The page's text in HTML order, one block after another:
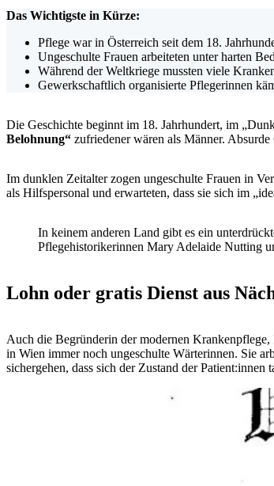
Das Wichtigste in Kürze:
Pflege war in Österreich seit dem 18.
Ungeschulte Frauen arbeiteten unter harten
Während der Weltkriege mussten viele
Gewerkschaftlich organisierte Pflegerinnen
Die Geschichte beginnt im 18. Jahrhundert, im
Belohnung“ zufriedener wären als Männer.
Im dunklen Zeitalter zogen ungeschulte Frauen in
als Hilfspersonal und erwarteten, dass sie sich im
In keinem anderen Land gibt es ein
Pflegehistorikerinnen Mary Adelaide Nutting
Lohn oder gratis Dienst aus
Auch die Begründerin der modernen
in Wien immer noch ungeschulte Wärterinnen. Sie
sichergehen, dass sich der Zustand der Patient:innen